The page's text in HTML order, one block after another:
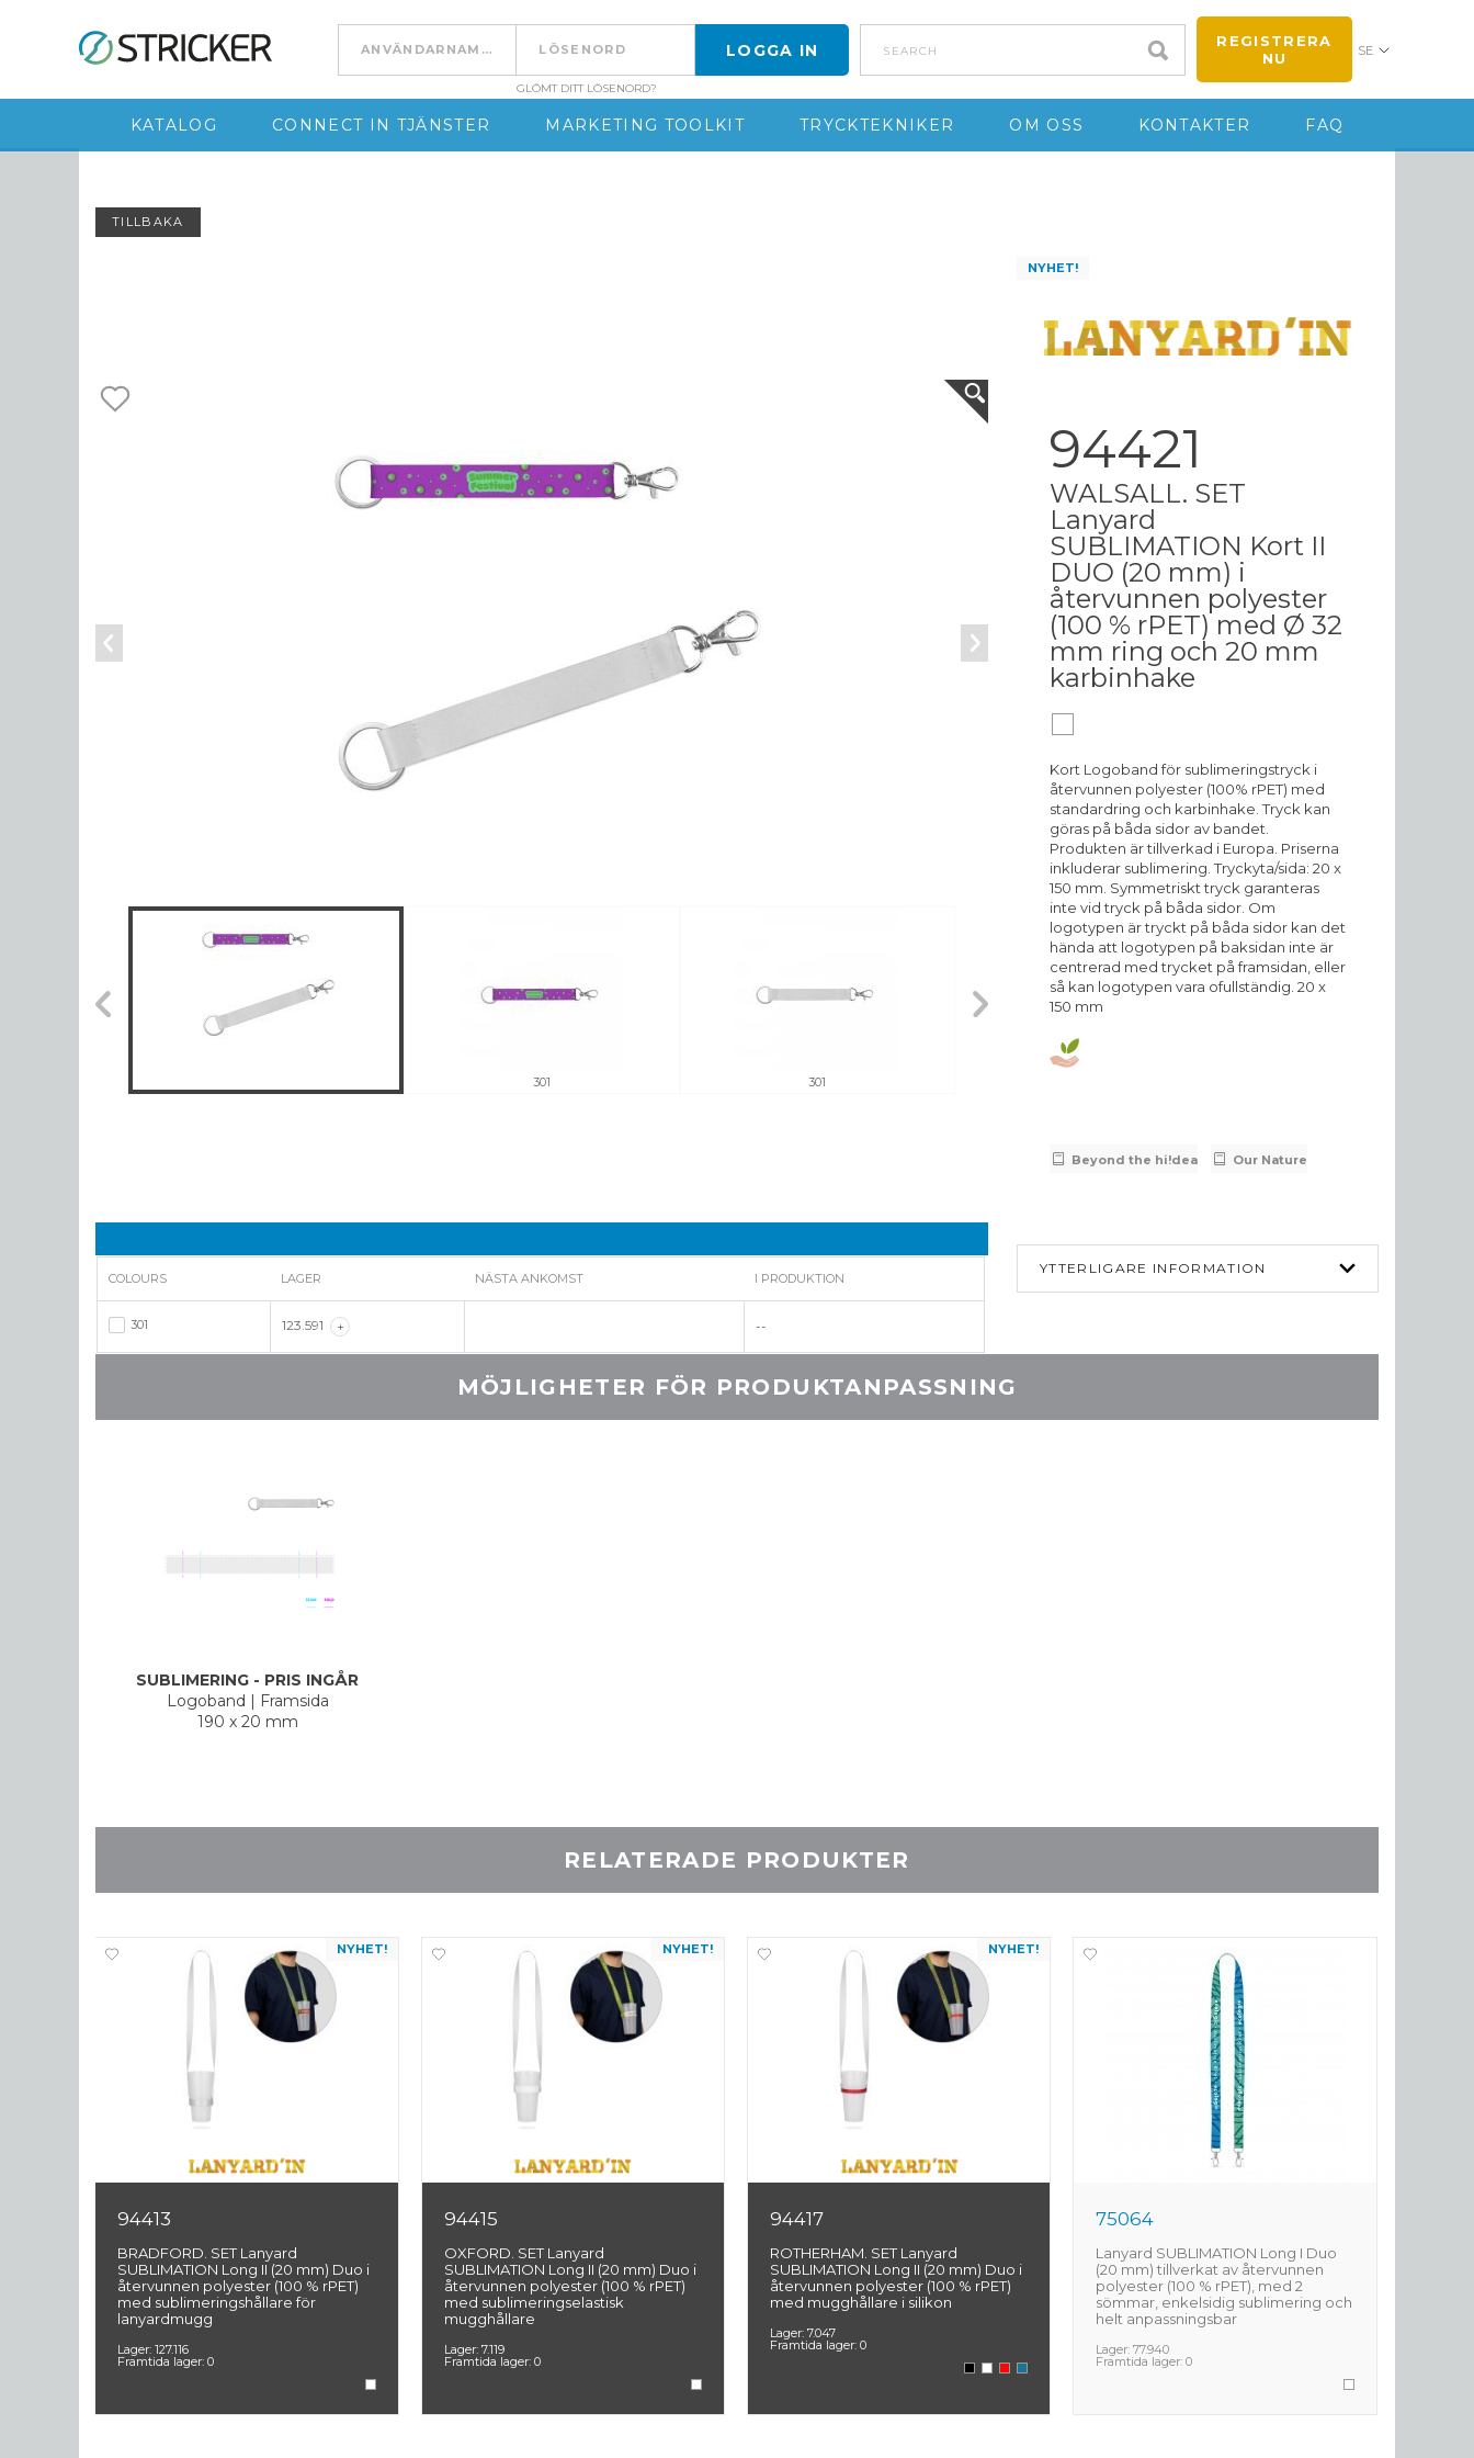
Go to content
GLÖMT DITT LÖSENORD?
search
REGISTRERA
NU
SE
KATALOG CONNECT IN TJÄNSTER MARKETING TOOLKIT TRYCKTEKNIKER OM OSS KONTAKTER FAQ
TILLBAKA
301 301
NYHET!
94421
WALSALL. SET
Lanyard
SUBLIMATION Kort II
DUO (20 mm) i
återvunnen polyester
(100 % rPET) med Ø 32
mm ring och 20 mm
karbinhake
Kort Logoband för sublimeringstryck i
återvunnen polyester (100% rPET) med
standardring och karbinhake. Tryck kan
göras på båda sidor av bandet.
Produkten är tillverkad i Europa. Priserna
inkluderar sublimering. Tryckyta/sida: 20 x
150 mm. Symmetriskt tryck garanteras
inte vid tryck på båda sidor. Om
logotypen är tryckt på båda sidor kan det
hända att logotypen på baksidan inte är
centrerad med trycket på framsidan, eller
så kan logotypen vara ofullständig. 20 x
150 mm
Beyond the hi!dea Our Nature
COLOURS LAGER NÄSTA ANKOMST I PRODUKTION
301 123.591 + --
YTTERLIGARE INFORMATION
MÖJLIGHETER FÖR PRODUKTANPASSNING
SUBLIMERING - PRIS INGÅR
Logoband | Framsida
190 x 20 mm
RELATERADE PRODUKTER
NYHET!
94413
BRADFORD. SET Lanyard
SUBLIMATION Long II (20 mm) Duo i
återvunnen polyester (100 % rPET)
med sublimeringshållare för
lanyardmugg
Lager:127.116
Framtida lager:0
NYHET!
94415
OXFORD. SET Lanyard
SUBLIMATION Long II (20 mm) Duo i
återvunnen polyester (100 % rPET)
med sublimeringselastisk
mugghållare
Lager: 7.119
Framtida lager: 0
NYHET!
94417
ROTHERHAM. SET Lanyard
SUBLIMATION Long II (20 mm) Duo i
återvunnen polyester (100 % rPET)
med mugghållare i silikon
Lager:7.047
Framtida lager:0
75064
Lanyard SUBLIMATION Long I Duo
(20 mm) tillverkat av återvunnen
polyester (100 % rPET), med 2
sömmar, enkelsidig sublimering och
helt anpassningsbar
Lager:77.940
Framtida lager:0